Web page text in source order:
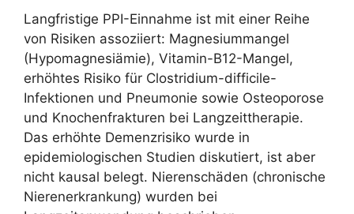
Langfristige PPI-Einnahme ist mit einer Reihe
von Risiken assoziiert: Magnesiummangel
(Hypomagnesiämie), Vitamin-B12-Mangel,
erhöhtes Risiko für Clostridium-difficile-
Infektionen und Pneumonie sowie Osteoporose
und Knochenfrakturen bei Langzeittherapie.
Das erhöhte Demenzrisiko wurde in
epidemiologischen Studien diskutiert, ist aber
nicht kausal belegt. Nierenschäden (chronische
Nierenerkrankung) wurden bei